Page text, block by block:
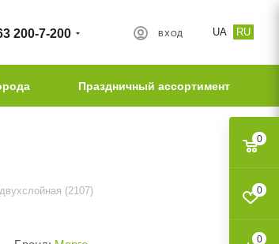
UA RU
ВХОД
200-7-200
Праздничный ассортимент
(2107)
0
0
0